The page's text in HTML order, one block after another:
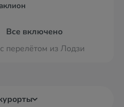
Все включено
перелётом из Лодзи